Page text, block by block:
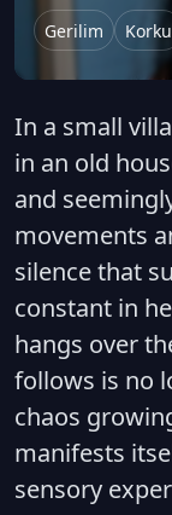
Gerilim Korku
In a small
in an old
and
movements
silence that
constant in
hangs over
follows is no
chaos
manifests
sensory